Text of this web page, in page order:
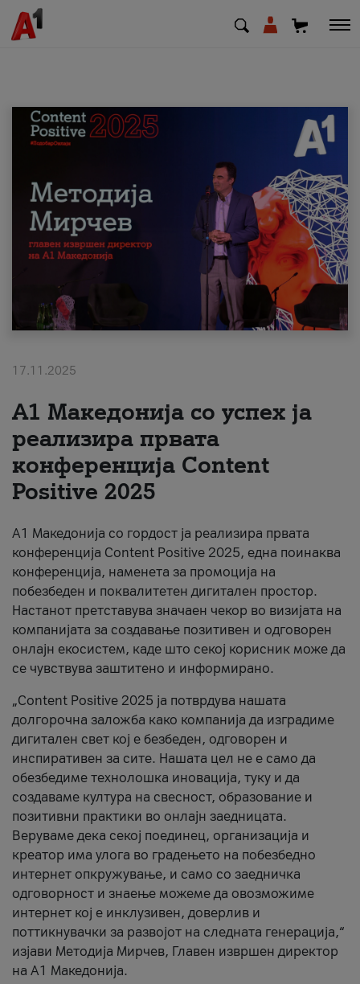
МК EN
Приватни Деловни
Поддршка
Надополни кредит
#ПодобарОнлајн
17.11.2025
А1 Македонија со успех ја
реализира првата
конференција Content
Positive 2025
А1 Македонија со гордост ја реализира првата
конференција Content Positive 2025, една поинаква
конференција, наменета за промоција на
побезбеден и поквалитетен дигитален простор.
Настанот претставува значаен чекор во визијата на
компанијата за создавање позитивен и одговорен
онлајн екосистем, каде што секој корисник може да
се чувствува заштитено и информирано.
„Content Positive 2025 ја потврдува нашата
долгорочна заложба како компанија да изградиме
дигитален свет кој е безбеден, одговорен и
инспиративен за сите. Нашата цел не е само да
обезбедиме технолошка иновација, туку и да
создаваме култура на свесност, образование и
позитивни практики во онлајн заедницата.
Веруваме дека секој поединец, организација и
креатор има улога во градењето на побезбедно
интернет опкружување, и само со заедничка
одговорност и знаење можеме да овозможиме
интернет кој е инклузивен, доверлив и
поттикнувачки за развојот на следната генерација,“
изјави Методија Мирчев, Главен извршен директор
на А1 Македонија.